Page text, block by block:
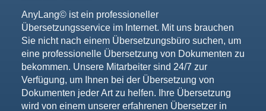
AnyLang© ist ein professioneller
Übersetzungsservice im Internet. Mit uns brauchen
Sie nicht nach einem Übersetzungsbüro suchen, um
eine professionelle Übersetzung von Dokumenten zu
bekommen. Unsere Mitarbeiter sind 24/7 zur
Verfügung, um Ihnen bei der Übersetzung von
Dokumenten jeder Art zu helfen. Ihre Übersetzung
wird von einem unserer erfahrenen Übersetzer in